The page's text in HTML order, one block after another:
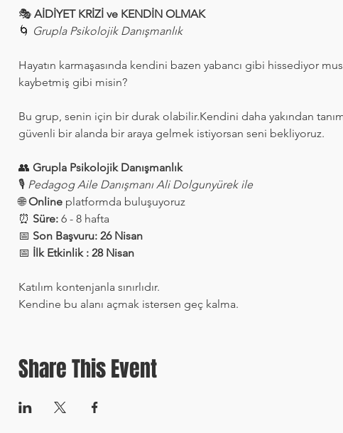
🎭 AİDİYET KRİZİ ve KENDİN OLMAK
🌀 Grupla Psikolojik Danışmanlık
Hayatın karmaşasında kendini bazen yabancı gibi hissediyor
kaybetmiş gibi misin?
Bu grup, senin için bir durak olabilir.Kendini daha yakından
güvenli bir alanda bir araya gelmek istiyorsan seni bekliyoruz.
👥 Grupla Psikolojik Danışmanlık
🎙️ Pedagog Aile Danışmanı Ali Dolgunyürek ile
🌐 Online platformda buluşuyoruz
⏰ Süre: 6 - 8 hafta
📅 Son Başvuru: 26 Nisan
📅 İlk Etkinlik : 28 Nisan
Katılım kontenjanla sınırlıdır.
Kendine bu alanı açmak istersen geç kalma.
Share This Event